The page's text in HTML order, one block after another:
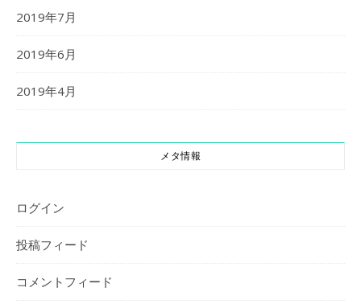
2019年7月
2019年6月
2019年4月
メタ情報
ログイン
投稿フィード
コメントフィード